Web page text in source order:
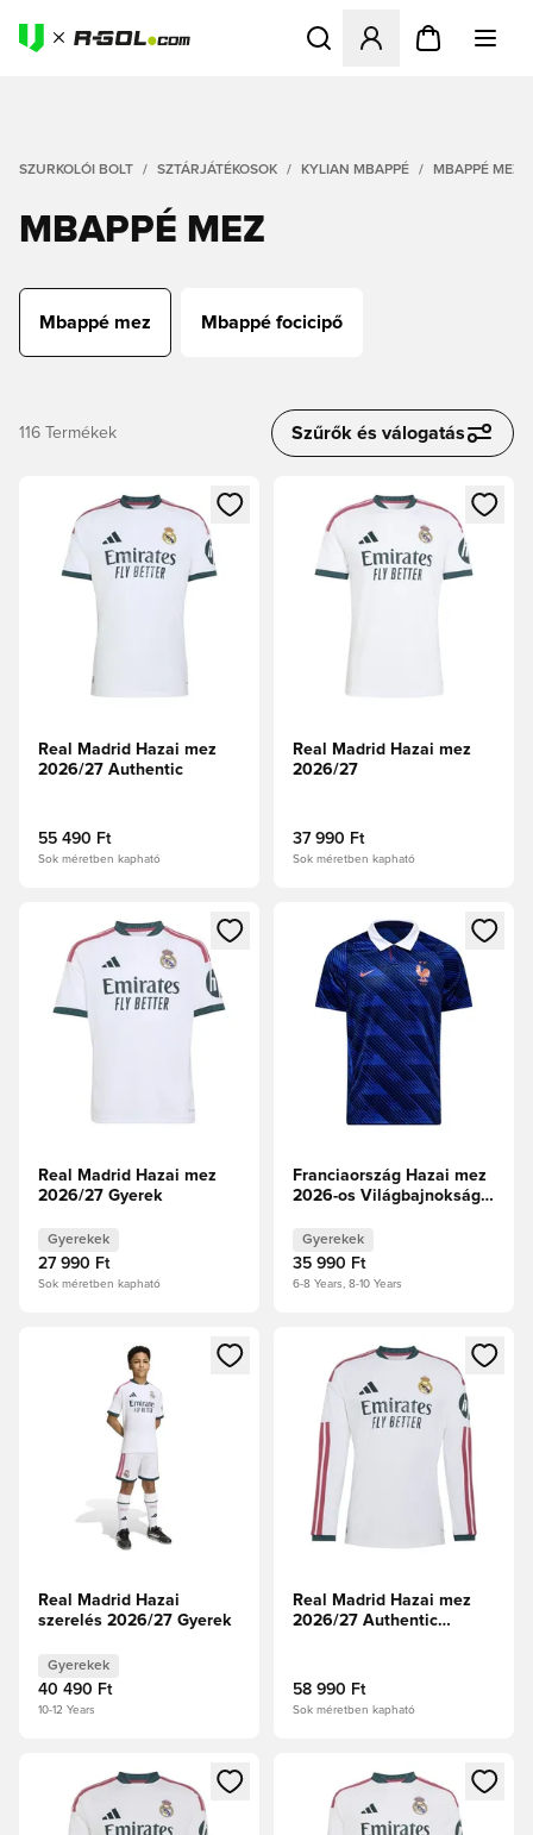
Megnyit egy modált a
SZURKOLÓI BOLT SZTÁRJÁTÉKOSOK KYLIAN MBAPPÉ MBAPPÉ MEZ
MBAPPÉ MEZ
Mbappé mez Mbappé focicipő
116 Termékek Szűrők és válogatás
Megnyit egy modált a bejelentkezéshez vagy a tagként
Real Madrid Hazai mez
2026/27 Authentic
55 490 Ft
Sok méretben kapható
Megnyit egy modált a
Real Madrid Hazai mez
2026/27
37 990 Ft
Sok méretben kapható
Megnyit egy modált a bejelentkezéshez vagy a tagként
Real Madrid Hazai mez
2026/27 Gyerek
Gyerekek
27 990 Ft
Sok méretben kapható
Megnyit egy modált a
Franciaország Hazai mez
2026-os Világbajnokság
Gyerekek
35 990 Ft
6-8 Years, 8-10 Years
Megnyit egy modált a bejelentkezéshez vagy a tagként
Real Madrid Hazai
szerelés 2026/27 Gyerek
Gyerekek
40 490 Ft
10-12 Years
Megnyit egy modált a
Real Madrid Hazai mez
2026/27 Authentic
58 990 Ft
Sok méretben kapható
Megnyit egy modált a bejelentkezéshez vagy a tagként
Megnyit egy modált a